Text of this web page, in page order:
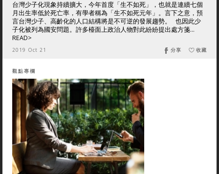
台灣少子化現象持續擴大，今年首度「生不如死」，也就是連續七個
月出生率低於死亡率，有學者稱為「生不如死元年」。言下之意，預
言台灣少子、高齡化的人口結構將是不可逆的發展趨勢。 也因此少
子化被列為國安問題。許多檯面上政治人物對此紛紛提出處方箋...
READ>
2019 Oct 21 收藏
分享
觀點專欄